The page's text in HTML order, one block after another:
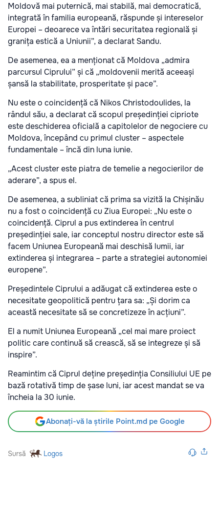
Moldovă mai puternică, mai stabilă, mai democratică,
integrată în familia europeană, răspunde și intereselor
Europei – deoarece va întări securitatea regională și
granița estică a Uniunii”, a declarat Sandu.
De asemenea, ea a menționat că Moldova „admira
parcursul Ciprului” și că „moldovenii merită aceeași
șansă la stabilitate, prosperitate și pace”.
Nu este o coincidență că Nikos Christodoulides, la
rândul său, a declarat că scopul președinției cipriote
este deschiderea oficială a capitolelor de negociere cu
Moldova, începând cu primul cluster – aspectele
fundamentale – încă din luna iunie.
„Acest cluster este piatra de temelie a negocierilor de
aderare”, a spus el.
De asemenea, a subliniat că prima sa vizită la Chișinău
nu a fost o coincidență cu Ziua Europei: „Nu este o
coincidență. Ciprul a pus extinderea în centrul
președinției sale, iar conceptul nostru director este să
facem Uniunea Europeană mai deschisă lumii, iar
extinderea și integrarea – parte a strategiei autonomiei
europene”.
Președintele Ciprului a adăugat că extinderea este o
necesitate geopolitică pentru țara sa: „Și dorim ca
această necesitate să se concretizeze în acțiuni”.
El a numit Uniunea Europeană „cel mai mare proiect
politic care continuă să crească, să se integreze și să
inspire”.
Reamintim că Ciprul deține președinția Consiliului UE pe
bază rotativă timp de șase luni, iar acest mandat se va
încheia la 30 iunie.
Abonați-vă la știrile Point.md pe Google
Sursă Logos